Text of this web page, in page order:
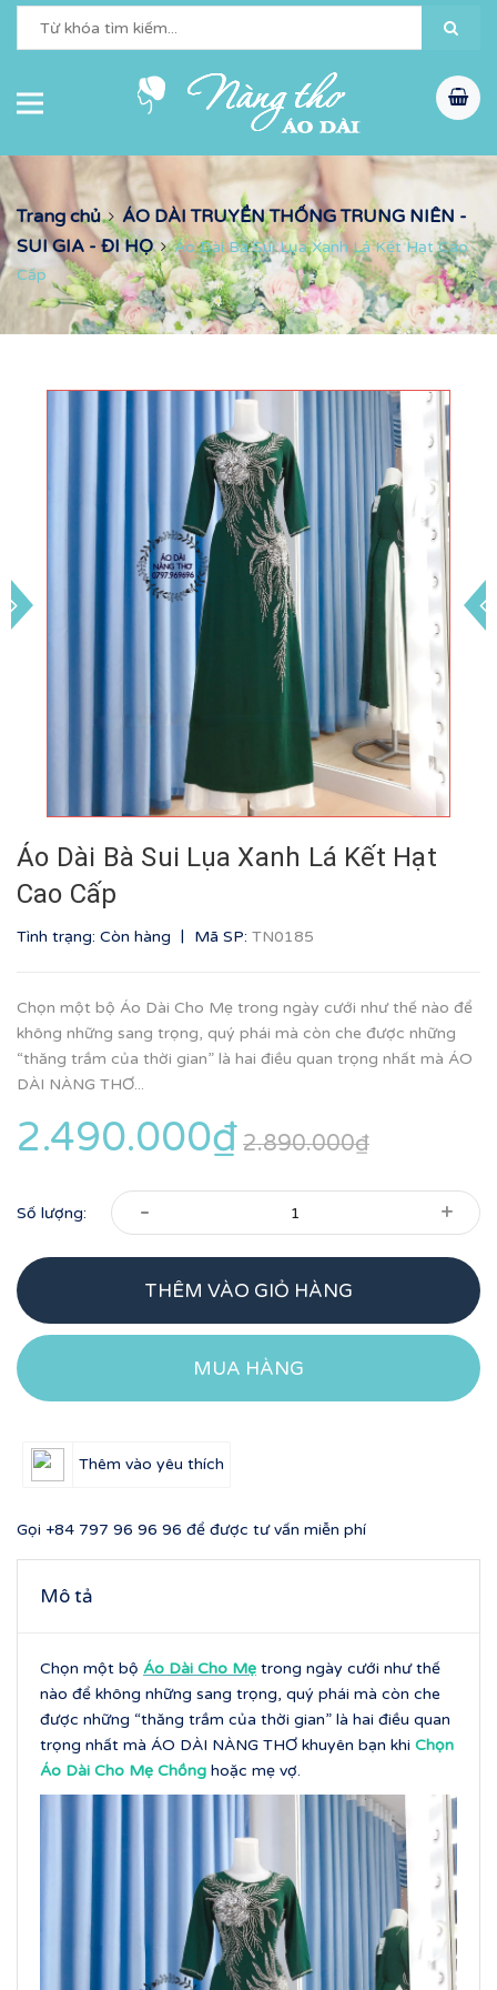
Trang chủ
ÁO DÀI TRUYỀN THỐNG TRUNG NIÊN -
SUI GIA - ĐI HỌ
Áo Dài Bà Sui Lụa Xanh Lá Kết Hạt Cao
Cấp
Áo Dài Bà Sui Lụa Xanh Lá Kết Hạt
Cao Cấp
Tình trạng: Còn hàng | Mã SP: TN0185
Chọn một bộ Áo Dài Cho Mẹ trong ngày cưới như thế nào để
không những sang trọng, quý phái mà còn che được những
“thăng trầm của thời gian” là hai điều quan trọng nhất mà ÁO
DÀI NÀNG THƠ...
2.490.000₫ 2.890.000₫
Số lượng: - +
THÊM VÀO GIỎ HÀNG
MUA HÀNG
Thêm vào yêu thích
Gọi +84 797 96 96 96 để được tư vấn miễn phí
Mô tả
Chọn một bộ Áo Dài Cho Mẹ trong ngày cưới như thế
nào để không những sang trọng, quý phái mà còn che
được những “thăng trầm của thời gian” là hai điều quan
trọng nhất mà ÁO DÀI NÀNG THƠ khuyên bạn khi Chọn
Áo Dài Cho Mẹ Chồng hoặc mẹ vợ.